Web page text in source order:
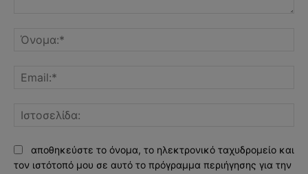
αποθηκεύστε το όνομα, το ηλεκτρονικό ταχυδρομείο και
τον ιστότοπό μου σε αυτό το πρόγραμμα περιήγησης για την